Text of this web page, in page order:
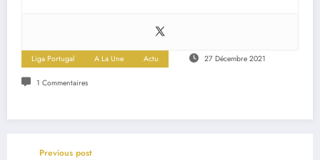
Liga Portugal A La Une Actu 27 Décembre 2021
1 Commentaires
Previous post